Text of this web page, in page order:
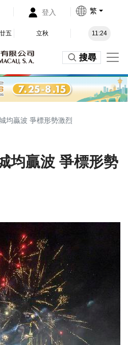
登入 繁
五 立秋 11:24
搜尋
均贏波 爭標形勢激烈
均贏波 爭標形勢